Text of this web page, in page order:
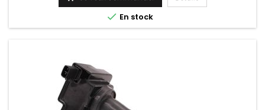
 En stock